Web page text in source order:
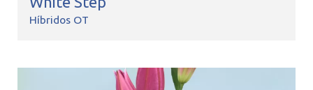
Híbridos OT